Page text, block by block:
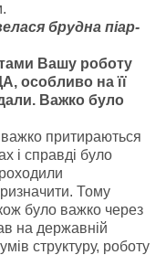
брудна піар-
Вашу роботу
особливо на її
Важко було
притираються
і справді було
Тому
було важко через
на державній
структуру, роботу